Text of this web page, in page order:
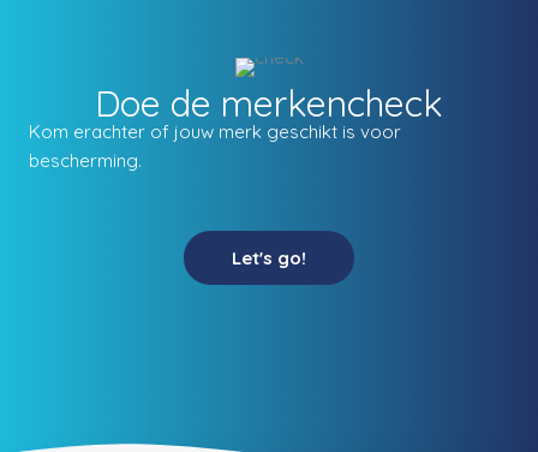
Doe de merkencheck
Kom erachter of jouw merk geschikt is voor
bescherming.
Let's go!